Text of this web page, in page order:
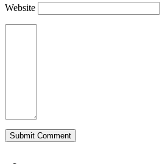
Website